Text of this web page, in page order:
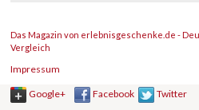
Das Magazin von erlebnisgeschenke.de -
Vergleich
Impressum
Twitter
Facebook
Google+